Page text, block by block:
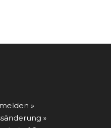
»
»